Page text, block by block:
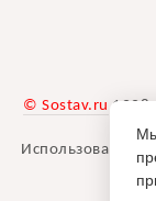
© Sostav.ru
Использование